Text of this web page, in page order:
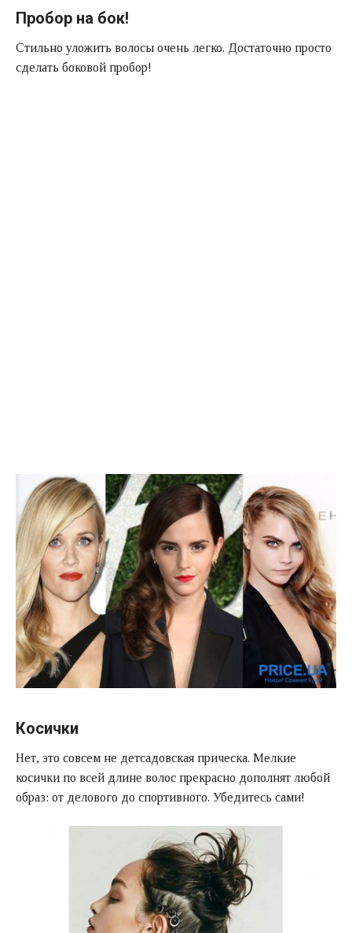
Пробор на бок!
Стильно уложить волосы очень легко. Достаточно просто
сделать боковой пробор!
Косички
Нет, это совсем не детсадовская прическа. Мелкие
косички по всей длине волос прекрасно дополнят любой
образ: от делового до спортивного. Убедитесь сами!